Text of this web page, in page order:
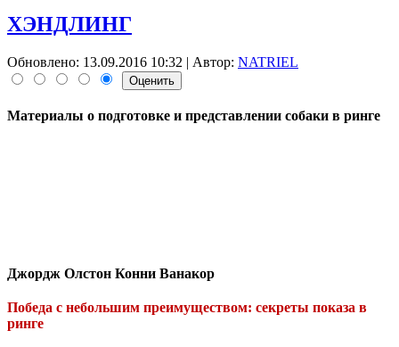
ХЭНДЛИНГ
Обновлено: 13.09.2016 10:32 | Автор: NATRIEL
Материалы о подготовке и представлении собаки в ринге
Джордж Олстон Конни Ванакор
Победа с небольшим преимуществом: секреты показа в
ринге